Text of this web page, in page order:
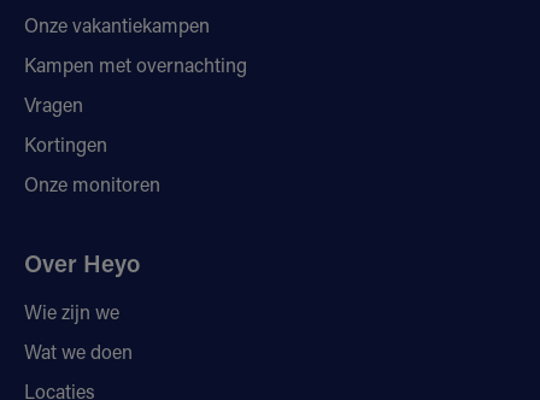
Onze vakantiekampen
Kampen met overnachting
Vragen
Kortingen
Onze monitoren
Over Heyo
Wie zijn we
Wat we doen
Locaties